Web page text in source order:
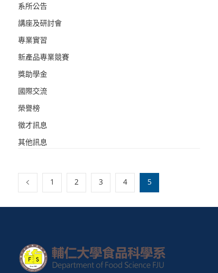
系所公告
講座及研討會
專業實習
新產品專業競賽
獎助學金
國際交流
榮譽榜
徵才訊息
其他訊息
1 2 3 4 5